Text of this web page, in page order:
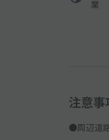
業
注意事
●周辺道